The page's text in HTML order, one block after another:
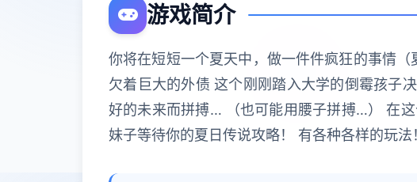
游戏简介
你将在短短一个夏天中，做一件件疯狂的事情
欠着巨大的外债 这个刚刚踏入大学的倒霉孩子
好的未来而拼搏… （也可能用腰子拼搏…） 在
妹子等待你的夏日传说攻略！ 有各种各样的玩法